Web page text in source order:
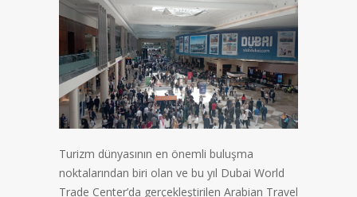
Turizm dünyasının en önemli buluşma
noktalarından biri olan ve bu yıl Dubai World
Trade Center’da gerçekleştirilen Arabian Travel